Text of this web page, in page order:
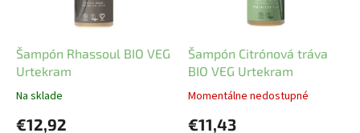
Šampón Rhassoul BIO VEG
Urtekram
Na sklade
€12,92
Šampón Citrónová tráva
BIO VEG Urtekram
Momentálne nedostupné
€11,43